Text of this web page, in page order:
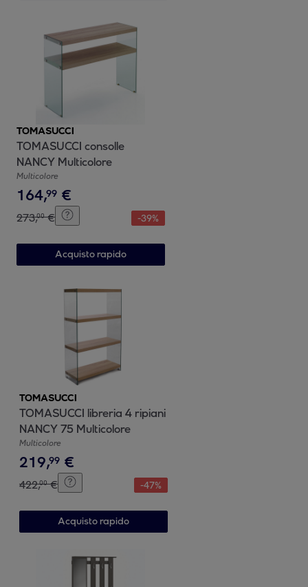
TOMASUCCI
TOMASUCCI consolle
NANCY Multicolore
Multicolore
164,99 €
273,00 € -39%
Acquisto rapido
TOMASUCCI
TOMASUCCI libreria 4 ripiani
NANCY 75 Multicolore
Multicolore
219,99 €
422,00 € -47%
Acquisto rapido